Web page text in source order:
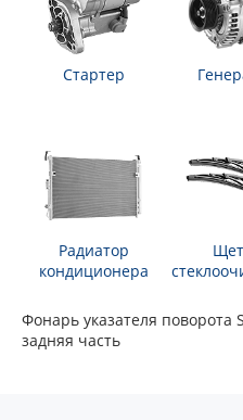
Стартер
Радиатор
кондиционера
Фонарь указателя
задняя часть